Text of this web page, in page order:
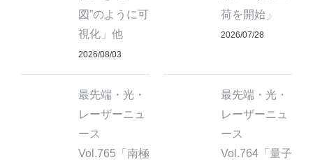
図”のように可
視化」他
2026/08/03
荷を開始」
2026/07/28
最先端・光・
レーザーニュ
ース
Vol.765「南極
最先端・光・
レーザーニュ
ース
Vol.764「量子